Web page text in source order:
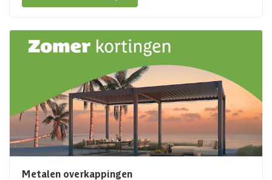
Metalen overkappingen